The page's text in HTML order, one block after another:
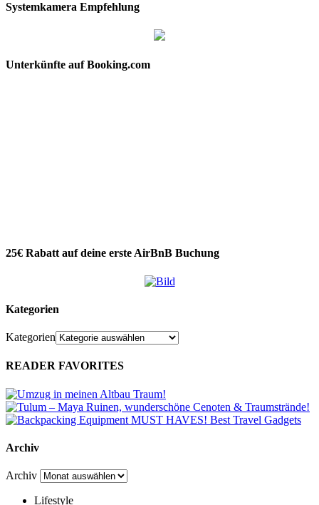
Systemkamera Empfehlung
Unterkünfte auf Booking.com
25€ Rabatt auf deine erste AirBnB Buchung
Kategorien
Kategorien
READER FAVORITES
Archiv
Archiv
Lifestyle